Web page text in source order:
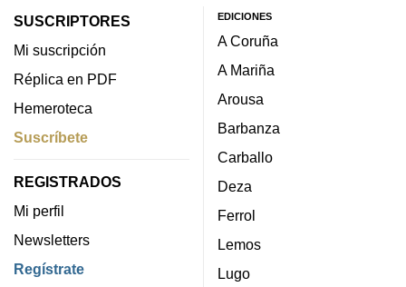
SUSCRIPTORES
Mi suscripción
Réplica en PDF
Hemeroteca
Suscríbete
REGISTRADOS
Mi perfil
Newsletters
Regístrate
EDICIONES
A Coruña
A Mariña
Arousa
Barbanza
Carballo
Deza
Ferrol
Lemos
Lugo